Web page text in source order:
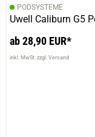
PODSYSTEME
Uwell Caliburn G5
ab 28,90 EUR*
inkl. MwSt. zzgl. Versand